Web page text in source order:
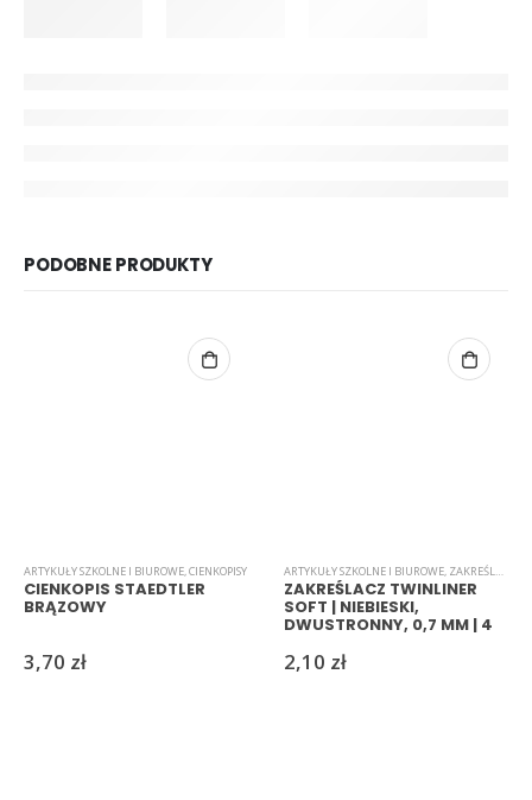
PODOBNE PRODUKTY
ARTYKUŁY SZKOLNE I BIUROWE,CIENKOPISY
CIENKOPIS STAEDTLER
BRĄZOWY
3,70 zł
ARTYKUŁY SZKOLNE I BIUROWE, ZAKREŚLACZE
ZAKREŚLACZ TWINLINER
SOFT | NIEBIESKI,
DWUSTRONNY, 0,7 MM | 4
2,10 zł